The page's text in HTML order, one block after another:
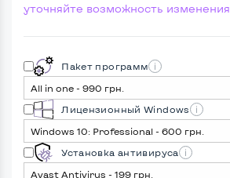
уточняйте возможность изменения
Пакет программ
Лицензионный Windows
Установка антивируса